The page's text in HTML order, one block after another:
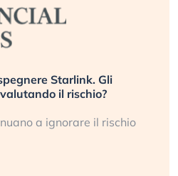
Starlink. Gli
il rischio?
a ignorare il rischio